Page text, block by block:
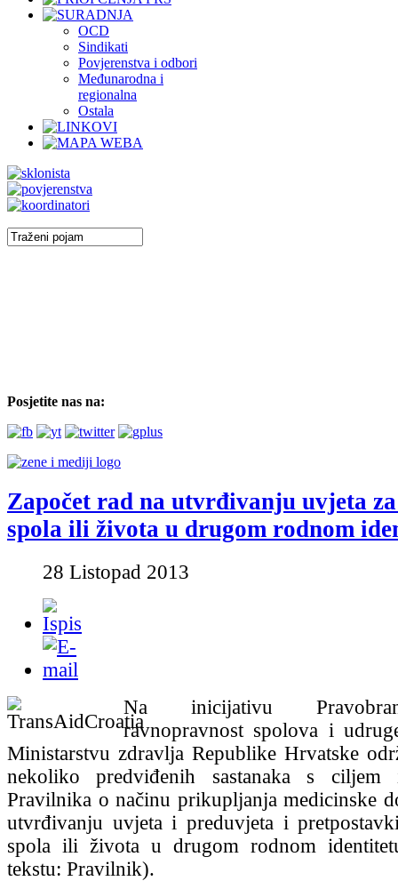
OCD
Sindikati
Povjerenstva i odbori
Međunarodna i
regionalna
Ostala
Posjetite nas na:
Započet rad na utvrđivanju uvjeta
spola ili života u drugom rodnom
28 Listopad 2013
Na inicijativu
ravnopravnost spolova i
Ministarstvu zdravlja Republike Hrvatske
nekoliko predviđenih sastanaka s ciljem
Pravilnika o načinu prikupljanja medicinske
utvrđivanju uvjeta i preduvjeta i
spola ili života u drugom rodnom
tekstu: Pravilnik).